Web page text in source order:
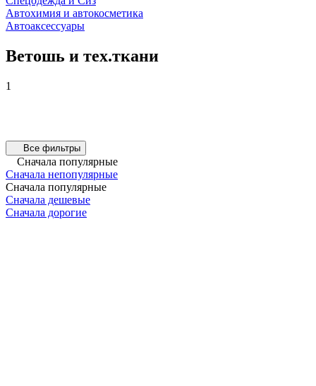
Автохимия и автокосметика
Автоаксессуары
Ветошь и тех.ткани
1
Все фильтры
Сначала популярные
Сначала непопулярные
Сначала популярные
Сначала дешевые
Сначала дорогие